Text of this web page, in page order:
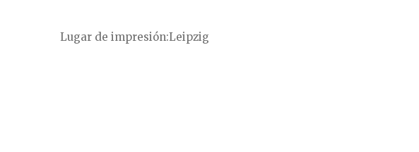
Lugar de impresión Leipzig